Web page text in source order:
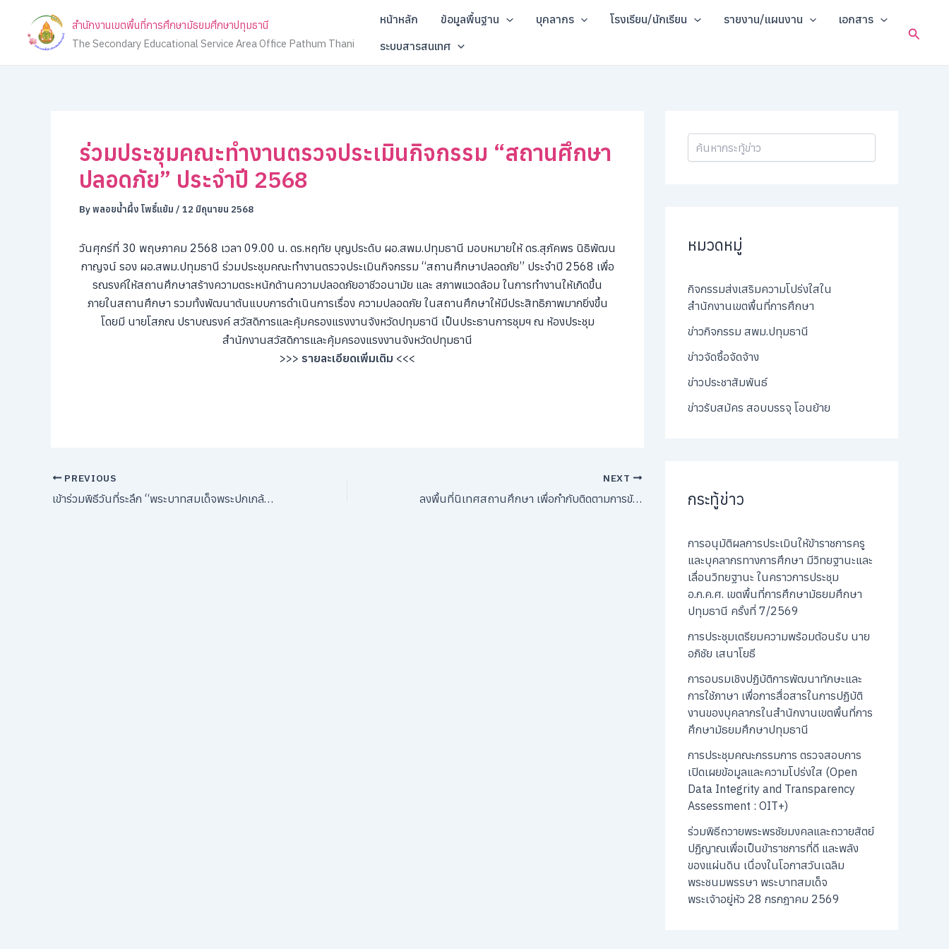
content
สำนักงานเขตพื้นที่การศึกษามัธยมศึกษาปทุมธานี
The Secondary Educational Service Area Office Pathum Thani
หน้าหลัก ข้อมูลพื้นฐาน บุคลากร โรงเรียน/นักเรียน รายงาน/แผนงาน
เอกสาร
ระบบสารสนเทศ
Search
ร่วมประชุมคณะทำงานตรวจประเมินกิจกรรม “สถานศึกษา
ปลอดภัย” ประจำปี 2568
Byพลอยน้ำผึ้ง โพธิ์แย้ม / 12 มิถุนายน 2568
วันศุกร์ที่ 30 พฤษภาคม 2568 เวลา 09.00 น. ดร.หฤทัย บุญประดับ ผอ.สพม.ปทุมธานี มอบหมายให้ ดร.สุภัคพร นิธิพัฒน
กาญจน์ รอง ผอ.สพม.ปทุมธานี ร่วมประชุมคณะทำงานตรวจประเมินกิจกรรม “สถานศึกษาปลอดภัย” ประจำปี 2568 เพื่อ
รณรงค์ให้สถานศึกษาสร้างความตระหนักด้านความปลอดภัยอาชีวอนามัย และ สภาพแวดล้อม ในการทำงานให้เกิดขึ้น
ภายในสถานศึกษา รวมทั้งพัฒนาต้นแบบการดำเนินการเรื่อง ความปลอดภัย ในสถานศึกษาให้มีประสิทธิภาพมากยิ่งขึ้น
โดยมี นายโสภณ ปราบณรงค์ สวัสดิการและคุ้มครองแรงงานจังหวัดปทุมธานี เป็นประธานการชุมฯ ณ ห้องประชุม
สำนักงานสวัสดิการและคุ้มครองแรงงานจังหวัดปทุมธานี
>>> รายละเอียดเพิ่มเติม <<<
PREVIOUS
เข้าร่วมพิธีวันที่ระลึก “พระบาทสมเด็จพระปกเกล้าเจ้าอยู่หัว” 30 พฤษภาคม ของทุกปี
NEXT
ลงพื้นที่นิเทศสถานศึกษา เพื่อกำกับติดตามการขับเคลื่อนหลักสูตรต้านทุจริตศึกษาและการ ใช้งานระบบแพลตฟอร์มต้านทุจริตศึกษา (Anti – Corruption Education Platform) ร่วมกับสำนักงาน ป.ป.ช. ประจำจังหวัดปทุมธานี
หมวดหมู่
กิจกรรมส่งเสริมความโปร่งใสใน
สำนักงานเขตพื้นที่การศึกษา
ข่าวกิจกรรม สพม.ปทุมธานี
ข่าวจัดซื้อจัดจ้าง
ข่าวประชาสัมพันธ์
ข่าวรับสมัคร สอบบรรจุ โอนย้าย
กระทู้ข่าว
การอนุมัติผลการประเมินให้ข้าราชการครู
และบุคลากรทางการศึกษา มีวิทยฐานะและ
เลื่อนวิทยฐานะ ในคราวการประชุม
อ.ก.ค.ศ. เขตพื้นที่การศึกษามัธยมศึกษา
ปทุมธานี ครั้งที่ 7/2569
การประชุมเตรียมความพร้อมต้อนรับ นาย
อภิชัย เสนาโยธี
การอบรมเชิงปฏิบัติการพัฒนาทักษะและ
การใช้ภาษา เพื่อการสื่อสารในการปฏิบัติ
งานของบุคลากรในสำนักงานเขตพื้นที่การ
ศึกษามัธยมศึกษาปทุมธานี
การประชุมคณะกรรมการ ตรวจสอบการ
เปิดเผยข้อมูลและความโปร่งใส (Open
Data Integrity and Transparency
Assessment : OIT+)
ร่วมพิธีถวายพระพรชัยมงคลและถวายสัตย์
ปฏิญาณเพื่อเป็นข้าราชการที่ดี และพลัง
ของแผ่นดิน เนื่องในโอกาสวันเฉลิม
พระชนมพรรษา พระบาทสมเด็จ
พระเจ้าอยู่หัว 28 กรกฎาคม 2569